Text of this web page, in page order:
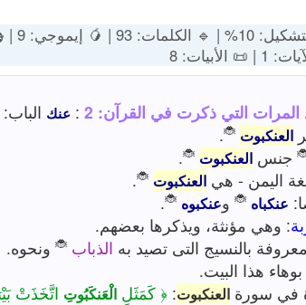
| 🥭 إيموجي: 9 | 🎭 المشتقات: 12
الأبيات: 8
المرات التي ذكرت في القرآن: 2 : عنك
العنكبوت 🐞
.
جنس العنكبوت 🐞
.
اليمن - هي العنكبوت 🐞
.
عنكباه 🐞وعنكبوه 🐞
.
: وهي مؤنثة، ويذكرها بعضهم.
بالنسيج التى تصيد به الذباب 🐞ونحوه.
هذا البيت.
في سورة العنكبوت: ﴿ كَمَثَلِ الْعَنكَبُوتِ اتَّخَذَتْ